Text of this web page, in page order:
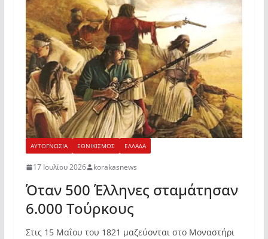
ΑΥΤΟΓΝΩΣΙΑ ΕΘΝΙΚΙΣΜΟΣ ΕΛΛΑΔΑ
17 Ιουλίου 2026 korakasnews
Όταν 500 Έλληνες σταμάτησαν
6.000 Τούρκους
Στις 15 Μαΐου του 1821 μαζεύονται στο Μοναστήρι